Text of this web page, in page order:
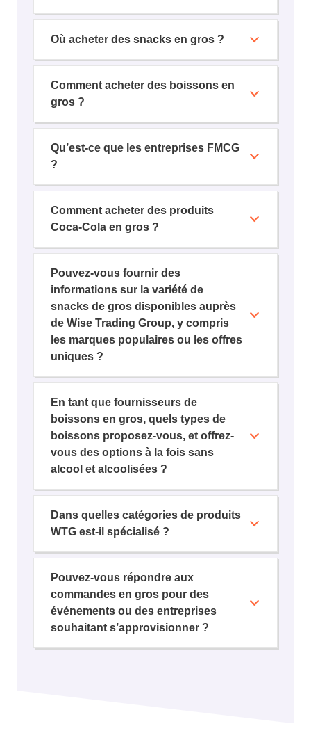
Où acheter des snacks en gros ?
Comment acheter des boissons en
gros ?
Qu’est-ce que les entreprises FMCG
?
Comment acheter des produits
Coca-Cola en gros ?
Pouvez-vous fournir des
informations sur la variété de
snacks de gros disponibles auprès
de Wise Trading Group, y compris
les marques populaires ou les offres
uniques ?
En tant que fournisseurs de
boissons en gros, quels types de
boissons proposez-vous, et offrez-
vous des options à la fois sans
alcool et alcoolisées ?
Dans quelles catégories de produits
WTG est-il spécialisé ?
Pouvez-vous répondre aux
commandes en gros pour des
événements ou des entreprises
souhaitant s’approvisionner ?